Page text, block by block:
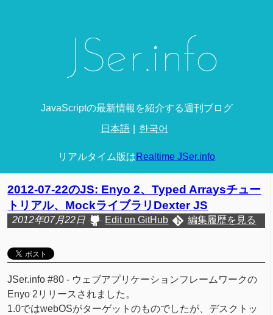
JavaScriptの最新情報を紹介する週刊ブログ
日本語 한국어
リアルタイム版はRealtime JSer.info
2012-07-22のJS: Enyo 2、Typed Arraysチュー
トリアル、MockライブラリDexter JS
2012年07月22日 Edit on GitHub 編集履歴を見る
JSer.info #80 - ウェブアプリケーションフレームワークの
Enyo 2リリースされました。
1.0ではwebOSがターゲットのものでしたが、デスクトッ